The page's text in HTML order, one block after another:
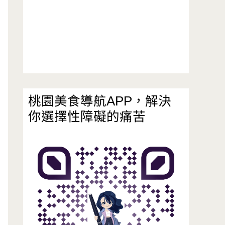
桃園美食導航APP，解決
你選擇性障礙的痛苦